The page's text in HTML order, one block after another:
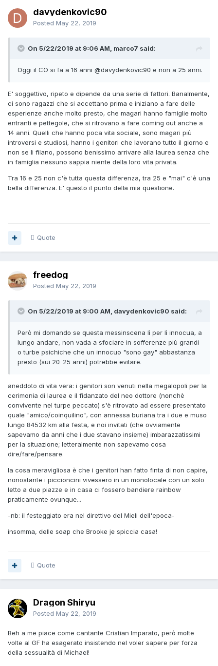
davydenkovic90
Posted May 22, 2019
On 5/22/2019 at 9:06 AM, marco7 said:
Oggi il CO si fa a 16 anni @davydenkovic90 e non a 25 anni.
E' soggettivo, ripeto e dipende da una serie di fattori. Banalmente,
ci sono ragazzi che si accettano prima e iniziano a fare delle
esperienze anche molto presto, che magari hanno famiglie molto
entranti e pettegole, che si ritrovano a fare coming out anche a
14 anni. Quelli che hanno poca vita sociale, sono magari più
introversi e studiosi, hanno i genitori che lavorano tutto il giorno e
non se li filano, possono benissimo arrivare alla laurea senza che
in famiglia nessuno sappia niente della loro vita privata.
Tra 16 e 25 non c'è tutta questa differenza, tra 25 e "mai" c'è una
bella differenza. E' questo il punto della mia questione.
Quote
freedog
Posted May 22, 2019
On 5/22/2019 at 9:00 AM, davydenkovic90 said:
Però mi domando se questa messinscena lì per lì innocua, a
lungo andare, non vada a sfociare in sofferenze più grandi
o turbe psichiche che un innocuo "sono gay" abbastanza
presto (sui 20-25 anni) potrebbe evitare.
aneddoto di vita vera: i genitori son venuti nella megalopoli per la
cerimonia di laurea e il fidanzato del neo dottore (nonchè
convivente nel turpe peccato) s'è ritrovato ad essere presentato
quale "amico/coinquilino", con annessa buriana tra i due e muso
lungo 84532 km alla festa, e noi invitati (che ovviamente
sapevamo da anni che i due stavano insieme) imbarazzatissimi
per la situazione; letteralmente non sapevamo cosa
dire/fare/pensare.
la cosa meravigliosa è che i genitori han fatto finta di non capire,
nonostante i piccioncini vivessero in un monolocale con un solo
letto a due piazze e in casa ci fossero bandiere rainbow
praticamente ovunque...
-nb: il festeggiato era nel direttivo del Mieli dell'epoca-
insomma, delle soap che Brooke je spiccia casa!
Quote
Dragon Shiryu
Posted May 22, 2019
Beh a me piace come cantante Cristian Imparato, però molte
volte al GF ha esagerato insistendo nel voler sapere per forza
della sessualità di Michael!